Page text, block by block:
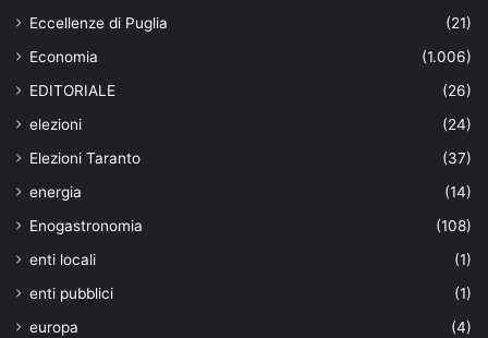
Eccellenze di Puglia
(21)
Economia
(1.006)
EDITORIALE
(26)
elezioni
(24)
Elezioni Taranto
(37)
energia
(14)
Enogastronomia
(108)
enti locali
(1)
enti pubblici
(1)
europa
(4)